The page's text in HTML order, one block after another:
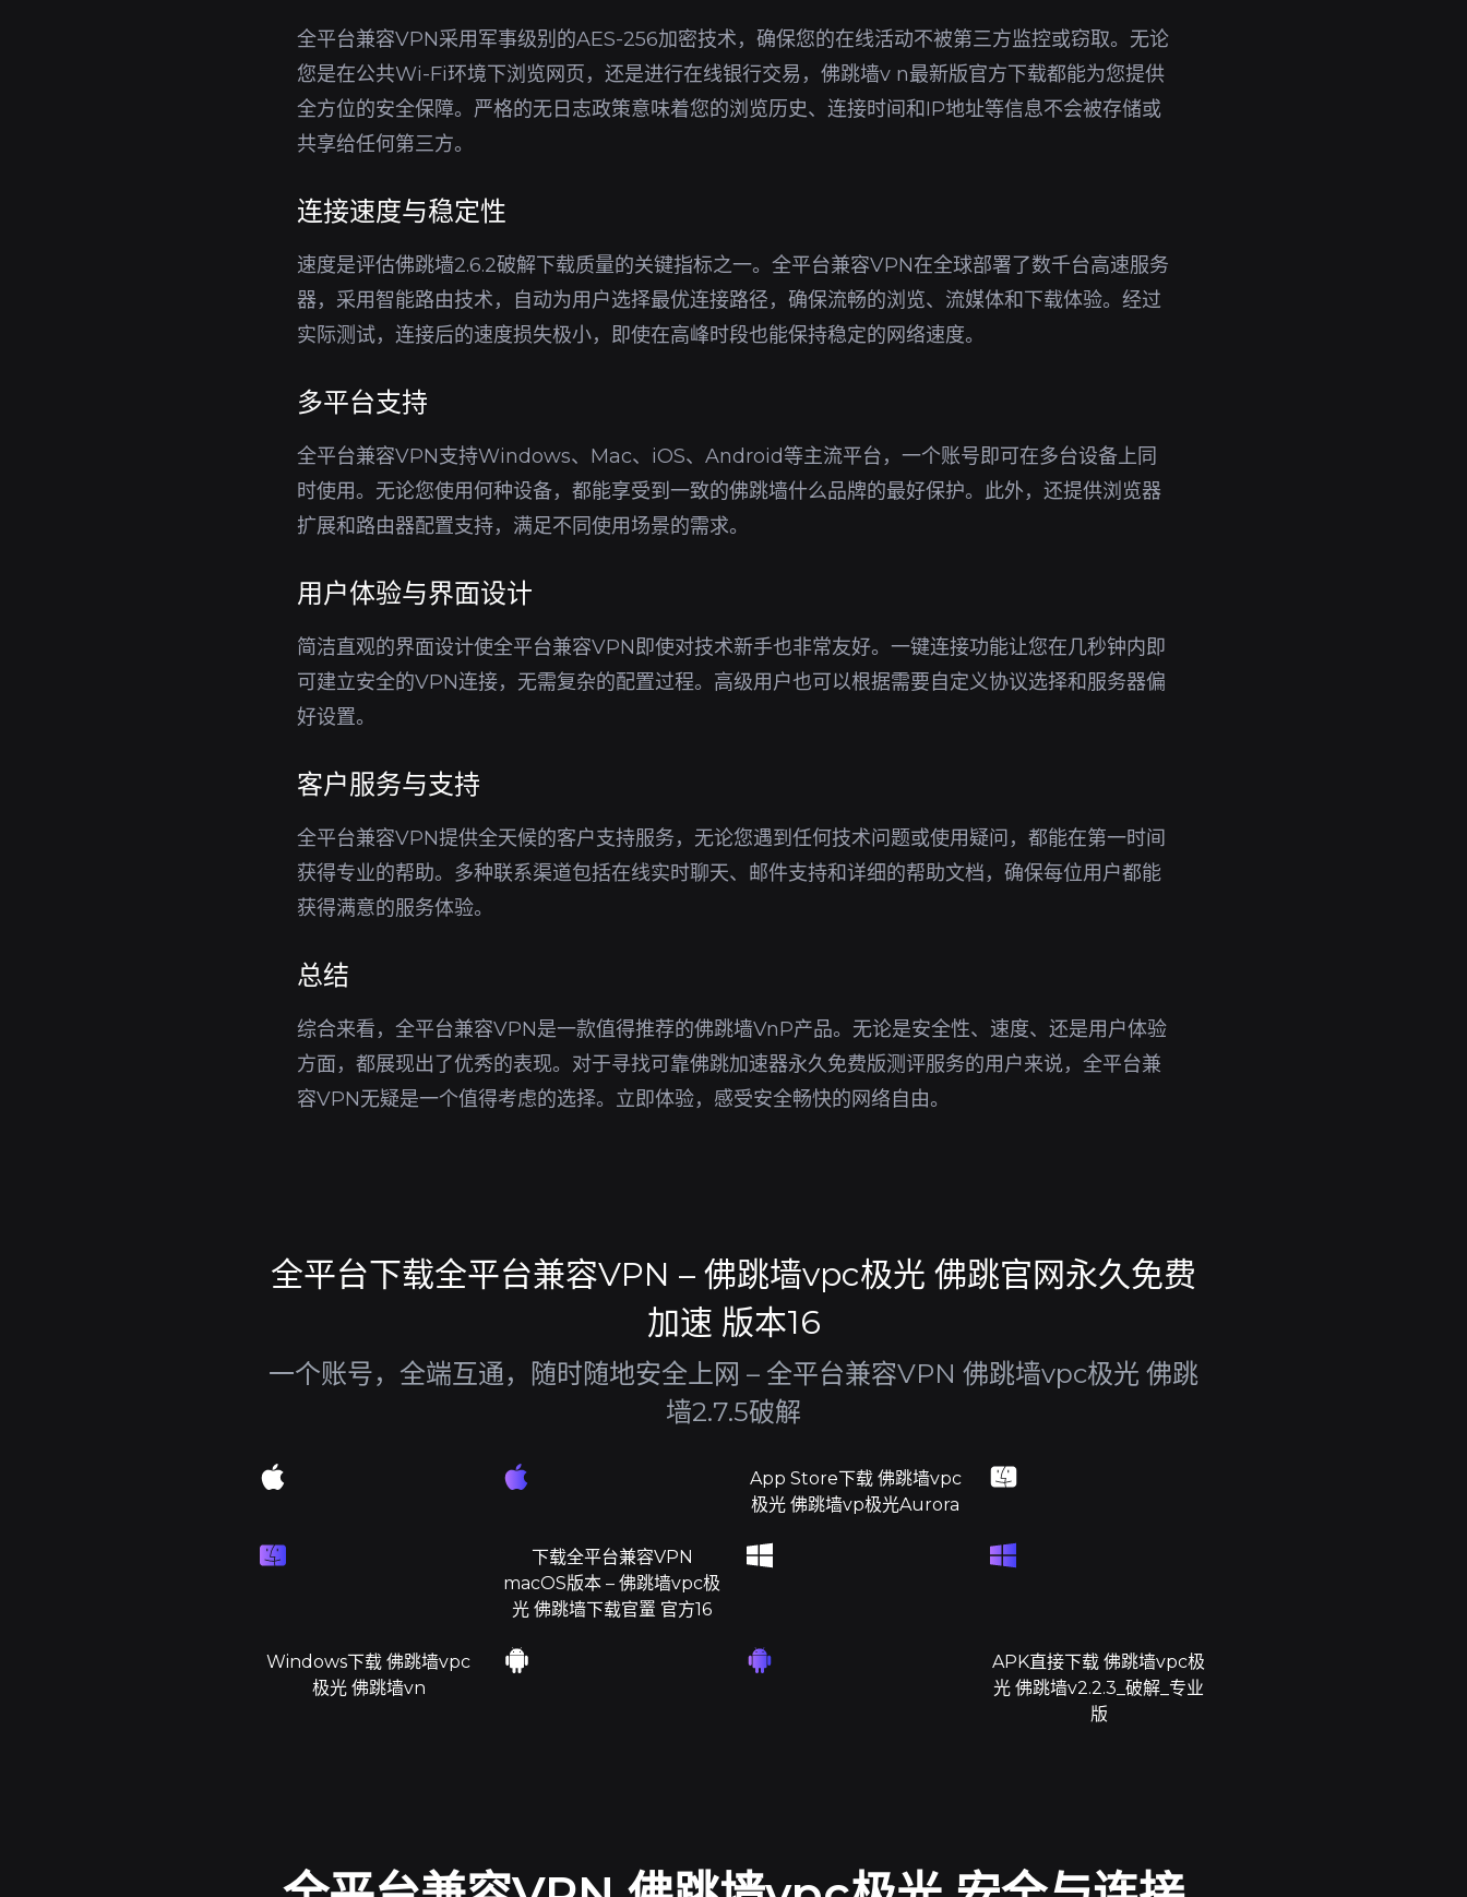
全平台兼容VPN采用军事级别的AES-256加密技术，确保您的在线活动不被第三方监控或窃取。无论
您是在公共Wi-Fi环境下浏览网页，还是进行在线银行交易，佛跳墙v n最新版官方下载都能为您提供
全方位的安全保障。严格的无日志政策意味着您的浏览历史、连接时间和IP地址等信息不会被存储或
共享给任何第三方。
连接速度与稳定性
速度是评估佛跳墙2.6.2破解下载质量的关键指标之一。全平台兼容VPN在全球部署了数千台高速服务
器，采用智能路由技术，自动为用户选择最优连接路径，确保流畅的浏览、流媒体和下载体验。经过
实际测试，连接后的速度损失极小，即使在高峰时段也能保持稳定的网络速度。
多平台支持
全平台兼容VPN支持Windows、Mac、iOS、Android等主流平台，一个账号即可在多台设备上同
时使用。无论您使用何种设备，都能享受到一致的佛跳墙什么品牌的最好保护。此外，还提供浏览器
扩展和路由器配置支持，满足不同使用场景的需求。
用户体验与界面设计
简洁直观的界面设计使全平台兼容VPN即使对技术新手也非常友好。一键连接功能让您在几秒钟内即
可建立安全的VPN连接，无需复杂的配置过程。高级用户也可以根据需要自定义协议选择和服务器偏
好设置。
客户服务与支持
全平台兼容VPN提供全天候的客户支持服务，无论您遇到任何技术问题或使用疑问，都能在第一时间
获得专业的帮助。多种联系渠道包括在线实时聊天、邮件支持和详细的帮助文档，确保每位用户都能
获得满意的服务体验。
总结
综合来看，全平台兼容VPN是一款值得推荐的佛跳墙VnP产品。无论是安全性、速度、还是用户体验
方面，都展现出了优秀的表现。对于寻找可靠佛跳加速器永久免费版测评服务的用户来说，全平台兼
容VPN无疑是一个值得考虑的选择。立即体验，感受安全畅快的网络自由。
全平台下载全平台兼容VPN – 佛跳墙vpc极光 佛跳官网永久免费
加速 版本16
一个账号，全端互通，随时随地安全上网 – 全平台兼容VPN 佛跳墙vpc极光 佛跳
墙2.7.5破解
App Store下载 佛跳墙vpc
极光 佛跳墙vp极光Aurora
下载全平台兼容VPN
macOS版本 – 佛跳墙vpc极
光 佛跳墙下载官罿 官方16
Windows下载 佛跳墙vpc
极光 佛跳墙vn
APK直接下载 佛跳墙vpc极
光 佛跳墙v2.2.3_破解_专业
版